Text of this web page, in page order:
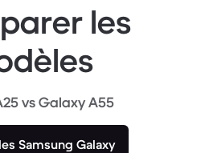
les
vs Galaxy A55
Samsung Galaxy